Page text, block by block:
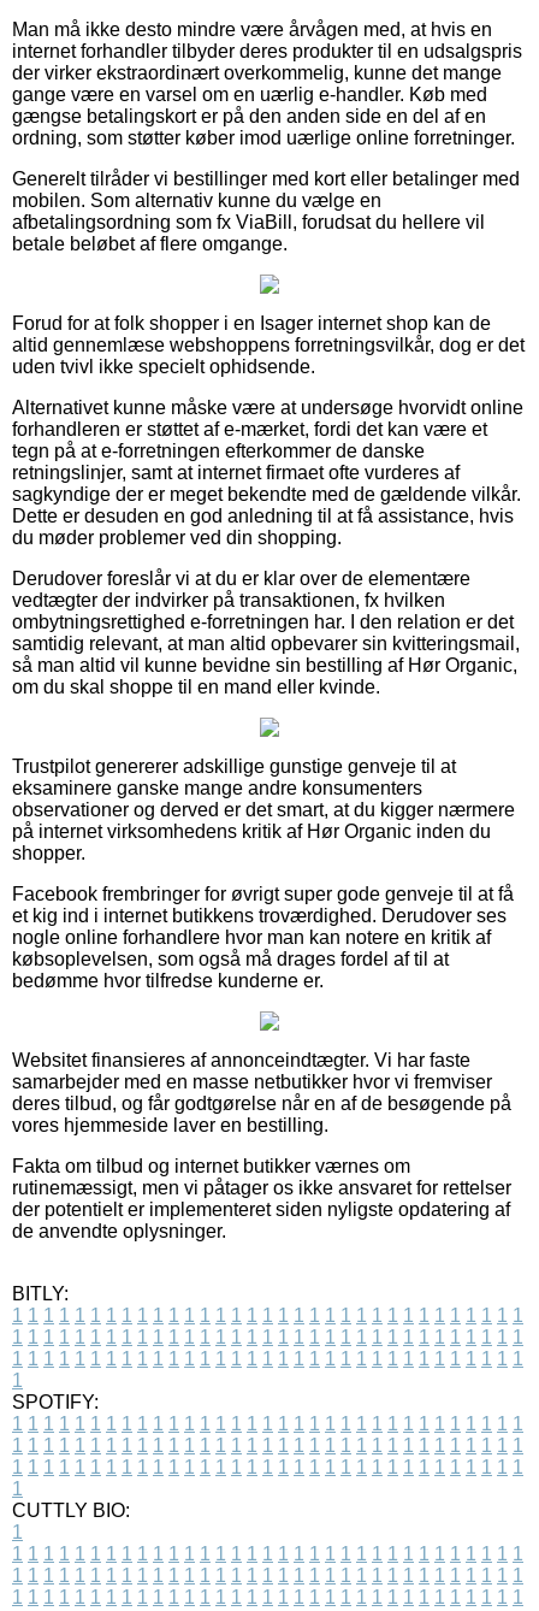
Man må ikke desto mindre være årvågen med, at hvis en
internet forhandler tilbyder deres produkter til en udsalgspris
der virker ekstraordinært overkommelig, kunne det mange
gange være en varsel om en uærlig e-handler. Køb med
gængse betalingskort er på den anden side en del af en
ordning, som støtter køber imod uærlige online forretninger.
Generelt tilråder vi bestillinger med kort eller betalinger med
mobilen. Som alternativ kunne du vælge en
afbetalingsordning som fx ViaBill, forudsat du hellere vil
betale beløbet af flere omgange.
Forud for at folk shopper i en Isager internet shop kan de
altid gennemlæse webshoppens forretningsvilkår, dog er det
uden tvivl ikke specielt ophidsende.
Alternativet kunne måske være at undersøge hvorvidt online
forhandleren er støttet af e-mærket, fordi det kan være et
tegn på at e-forretningen efterkommer de danske
retningslinjer, samt at internet firmaet ofte vurderes af
sagkyndige der er meget bekendte med de gældende vilkår.
Dette er desuden en god anledning til at få assistance, hvis
du møder problemer ved din shopping.
Derudover foreslår vi at du er klar over de elementære
vedtægter der indvirker på transaktionen, fx hvilken
ombytningsrettighed e-forretningen har. I den relation er det
samtidig relevant, at man altid opbevarer sin kvitteringsmail,
så man altid vil kunne bevidne sin bestilling af Hør Organic,
om du skal shoppe til en mand eller kvinde.
Trustpilot genererer adskillige gunstige genveje til at
eksaminere ganske mange andre konsumenters
observationer og derved er det smart, at du kigger nærmere
på internet virksomhedens kritik af Hør Organic inden du
shopper.
Facebook frembringer for øvrigt super gode genveje til at få
et kig ind i internet butikkens troværdighed. Derudover ses
nogle online forhandlere hvor man kan notere en kritik af
købsoplevelsen, som også må drages fordel af til at
bedømme hvor tilfredse kunderne er.
Websitet finansieres af annonceindtægter. Vi har faste
samarbejder med en masse netbutikker hvor vi fremviser
deres tilbud, og får godtgørelse når en af de besøgende på
vores hjemmeside laver en bestilling.
Fakta om tilbud og internet butikker værnes om
rutinemæssigt, men vi påtager os ikke ansvaret for rettelser
der potentielt er implementeret siden nyligste opdatering af
de anvendte oplysninger.
BITLY:
1 1 1 1 1 1 1 1 1 1 1 1 1 1 1 1 1 1 1 1 1 1 1 1 1 1 1 1 1 1 1 1 1
1 1 1 1 1 1 1 1 1 1 1 1 1 1 1 1 1 1 1 1 1 1 1 1 1 1 1 1 1 1 1 1 1
1 1 1 1 1 1 1 1 1 1 1 1 1 1 1 1 1 1 1 1 1 1 1 1 1 1 1 1 1 1 1 1 1
1
SPOTIFY:
1 1 1 1 1 1 1 1 1 1 1 1 1 1 1 1 1 1 1 1 1 1 1 1 1 1 1 1 1 1 1 1 1
1 1 1 1 1 1 1 1 1 1 1 1 1 1 1 1 1 1 1 1 1 1 1 1 1 1 1 1 1 1 1 1 1
1 1 1 1 1 1 1 1 1 1 1 1 1 1 1 1 1 1 1 1 1 1 1 1 1 1 1 1 1 1 1 1 1
1
CUTTLY BIO:
1
1 1 1 1 1 1 1 1 1 1 1 1 1 1 1 1 1 1 1 1 1 1 1 1 1 1 1 1 1 1 1 1 1
1 1 1 1 1 1 1 1 1 1 1 1 1 1 1 1 1 1 1 1 1 1 1 1 1 1 1 1 1 1 1 1 1
1 1 1 1 1 1 1 1 1 1 1 1 1 1 1 1 1 1 1 1 1 1 1 1 1 1 1 1 1 1 1 1 1